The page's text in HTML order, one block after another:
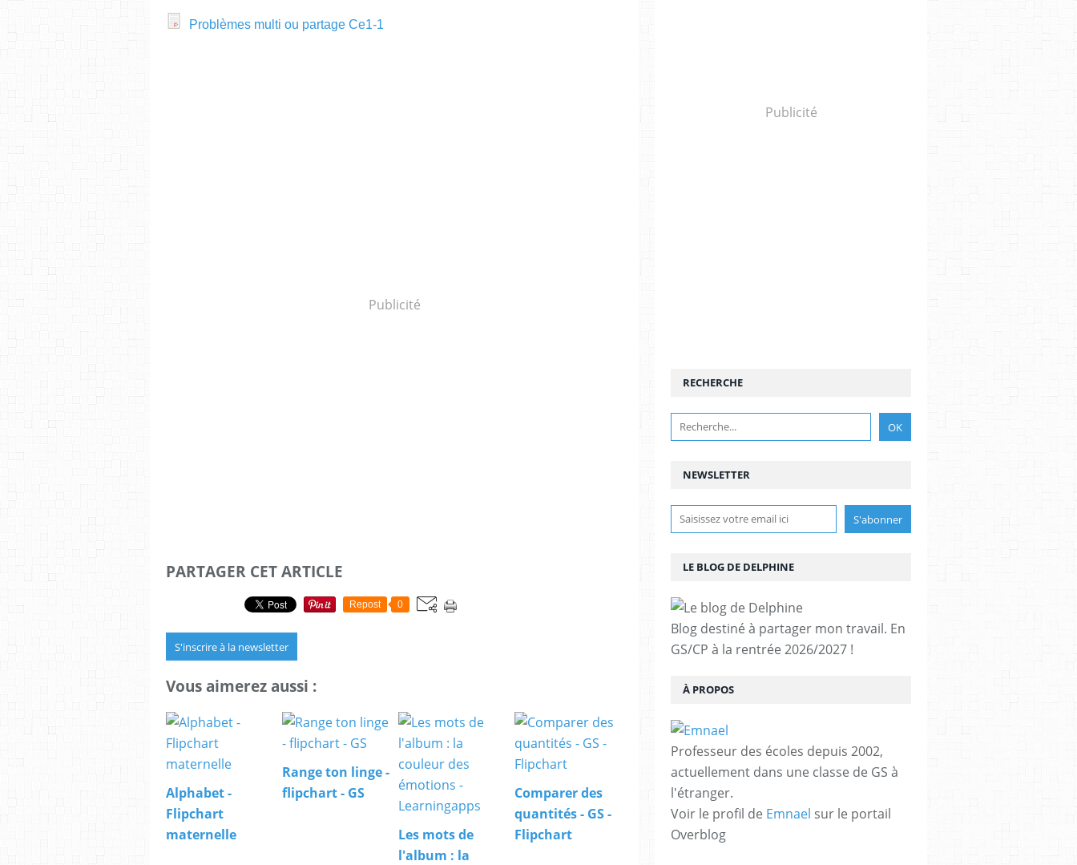
Problèmes multi ou partage Ce1-1
Publicité
PARTAGER CET ARTICLE
Repost 0
S'inscrire à la newsletter
Vous aimerez aussi :
Alphabet -
Flipchart
maternelle
Range ton linge -
flipchart - GS
Les mots de
l'album : la
Comparer des
quantités - GS -
Flipchart
Publicité
NEWSLETTER
RECHERCHE
LE BLOG DE DELPHINE
Blog destiné à partager mon travail. En
GS/CP à la rentrée 2026/2027 !
À PROPOS
Professeur des écoles depuis 2002,
actuellement dans une classe de GS à
l'étranger.
Voir le profil de Emnael sur le portail
Overblog